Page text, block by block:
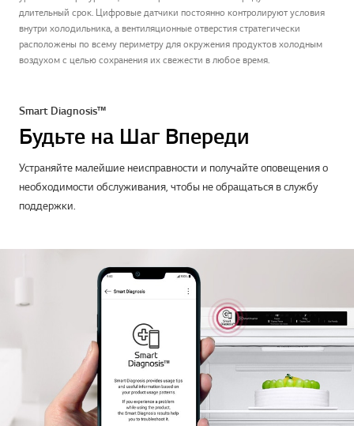
длительный срок. Цифровые датчики постоянно контролируют условия
внутри холодильника, а вентиляционные отверстия стратегически
расположены по всему периметру для окружения продуктов холодным
воздухом с целью сохранения их свежести в любое время.
Smart Diagnosis™
Будьте на Шаг Впереди
Устраняйте малейшие неисправности и получайте оповещения о
необходимости обслуживания, чтобы не обращаться в службу
поддержки.